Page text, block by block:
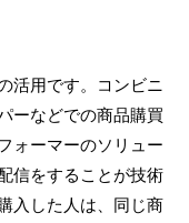
活用です。コンビニ
ーなどでの商品購買
ォーマーのソリュー
信をすることが技術
入した人は、同じ商